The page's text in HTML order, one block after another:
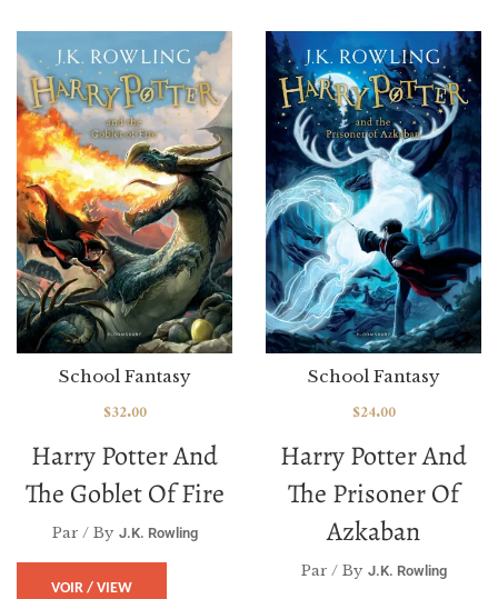
Harry Potter And
The Goblet Of Fire
School Fantasy
$32.00
Par / By J.K. Rowling
VOIR / VIEW
Harry Potter And
The Prisoner Of
Azkaban
School Fantasy
$24.00
Par / By J.K. Rowling